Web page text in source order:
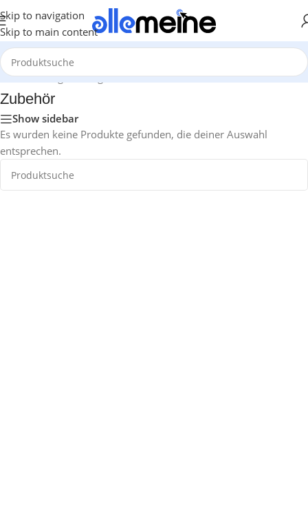
Skip to navigation
Skip to main content
Start/Gaming/Trading Card Games/One Piece/Zubehör
Zubehör
Show sidebar
Es wurden keine Produkte gefunden, die deiner Auswahl
entsprechen.